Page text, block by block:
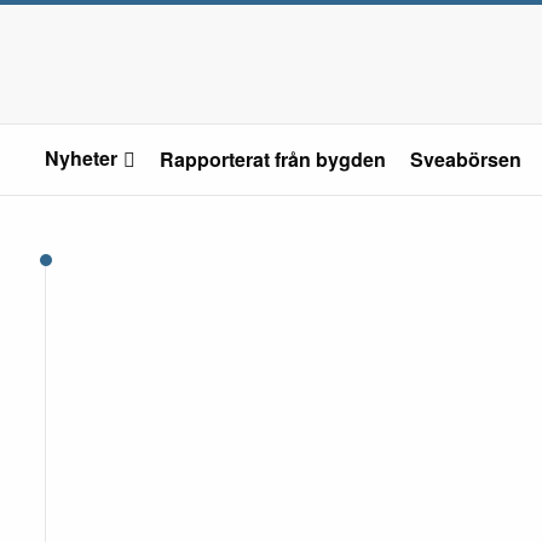
Nyheter Rapporterat från bygden Sveabörsen